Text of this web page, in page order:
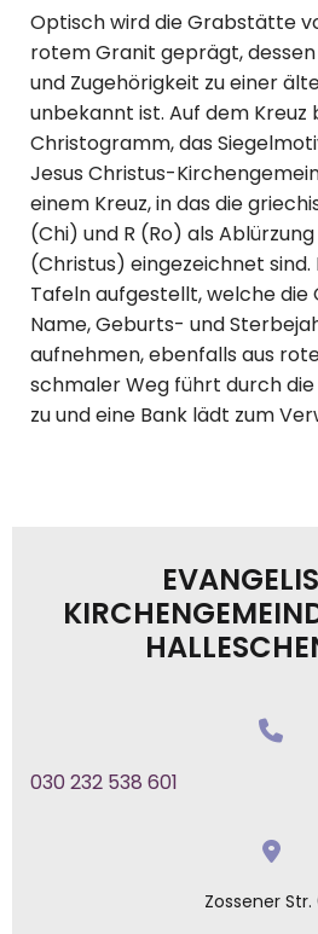
Optisch wird die Grabstätte
rotem Granit geprägt,
und Zugehörigkeit zu einer
unbekannt ist. Auf dem Kreuz
Christogramm, das
Jesus Christus-
einem Kreuz, in das die
(Chi) und R (Ro) als
(Christus) eingezeichnet sind.
Tafeln aufgestellt, welche
Name, Geburts- und
aufnehmen, ebenfalls aus
schmaler Weg führt durch
zu und eine Bank lädt zum
030 232 538 601
Zossener Str.